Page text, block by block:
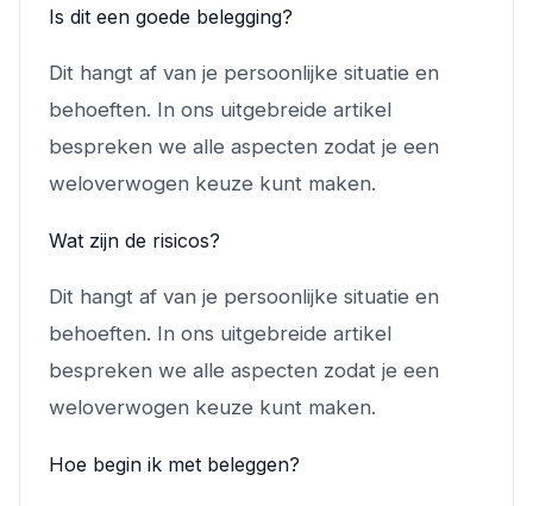
Is dit een goede belegging?
Dit hangt af van je persoonlijke situatie en
behoeften. In ons uitgebreide artikel
bespreken we alle aspecten zodat je een
weloverwogen keuze kunt maken.
Wat zijn de risicos?
Dit hangt af van je persoonlijke situatie en
behoeften. In ons uitgebreide artikel
bespreken we alle aspecten zodat je een
weloverwogen keuze kunt maken.
Hoe begin ik met beleggen?